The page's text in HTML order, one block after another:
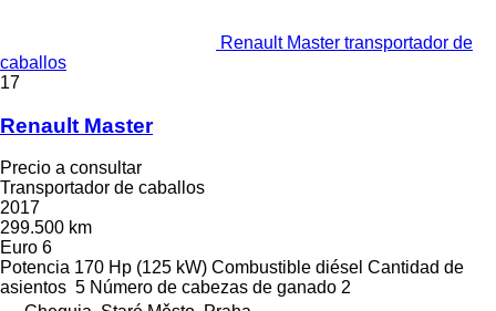
Renault Master transportador de
caballos
17
Renault Master
Precio a consultar
Transportador de caballos
2017
299.500 km
Euro 6
Potencia 170 Hp (125 kW) Combustible diésel Cantidad de
asientos 5 Número de cabezas de ganado 2